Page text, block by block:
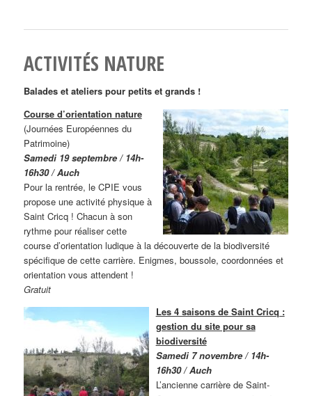
ACTIVITÉS NATURE
Balades et ateliers pour petits et grands !
Course d’orientation nature
(Journées Européennes du
Patrimoine)
Samedi 19 septembre / 14h-
16h30 / Auch
Pour la rentrée, le CPIE vous
propose une activité physique à
Saint Cricq ! Chacun à son
rythme pour réaliser cette
course d’orientation ludique à la découverte de la biodiversité
spécifique de cette carrière. Enigmes, boussole, coordonnées et
orientation vous attendent !
Gratuit
Les 4 saisons de Saint Cricq :
gestion du site pour sa
biodiversité
Samedi 7 novembre / 14h-
16h30 / Auch
L’ancienne carrière de Saint-